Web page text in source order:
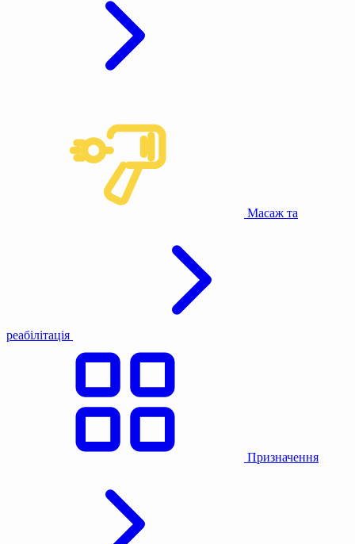
Масаж та
реабілітація
Призначення